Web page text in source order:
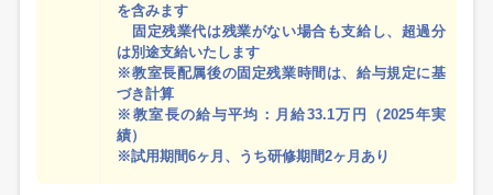
を含みます
固定残業代は残業がない場合も支給し、超過分
は別途支給いたします
※教室長配属後の固定残業時間は、給与規定に基
づき計算
※教室長の給与平均：月給33.1万円（2025年実
績）
※試用期間6ヶ月、うち研修期間2ヶ月あり